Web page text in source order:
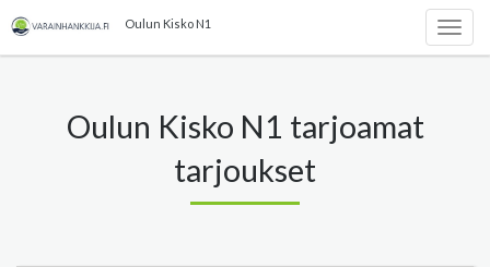
Oulun Kisko N1
Oulun Kisko N1 tarjoamat
tarjoukset